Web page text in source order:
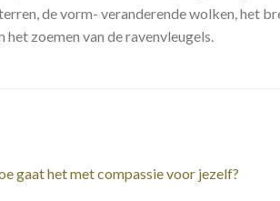
de vorm- veranderende wolken, het
zoemen van de ravenvleugels.
gaat het met compassie voor jezelf?